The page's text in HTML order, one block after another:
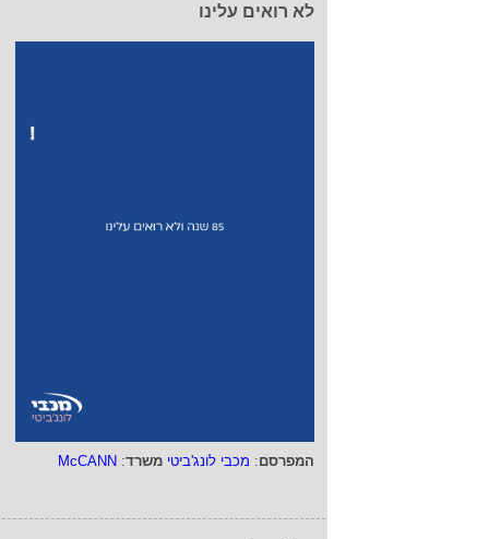
לא רואים עלינו
המפרסם: מכבי לונג'ביטי משרד:
McCANN